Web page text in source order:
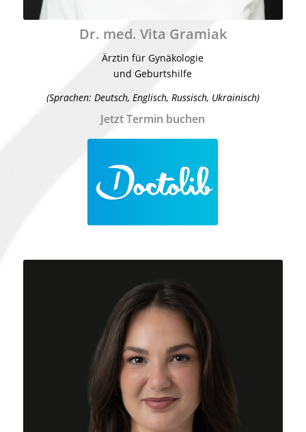
Dr. med. Vita Gramiak
Ärztin für Gynäkologie
und Geburtshilfe
(Sprachen: Deutsch, Englisch, Russisch, Ukrainisch)
Jetzt Termin buchen